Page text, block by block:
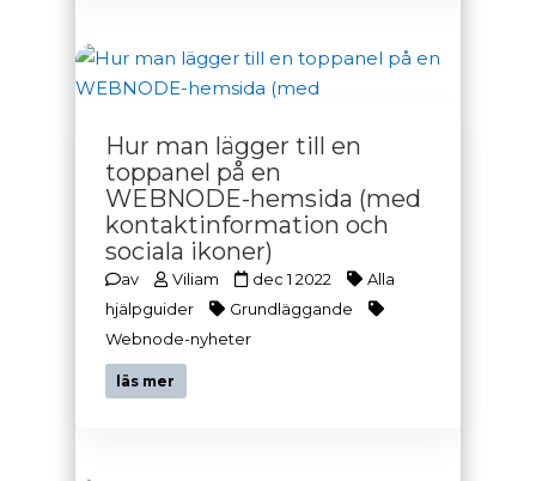
Hur man lägger till en
toppanel på en
WEBNODE-hemsida (med
kontaktinformation och
sociala ikoner)
av Viliam dec 1 2022
Alla
hjälpguider
Grundläggande
Webnode-nyheter
läs mer